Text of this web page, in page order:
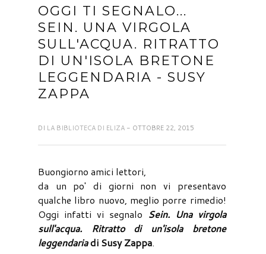
OGGI TI SEGNALO...
SEIN. UNA VIRGOLA
SULL'ACQUA. RITRATTO
DI UN'ISOLA BRETONE
LEGGENDARIA - SUSY
ZAPPA
DI LA BIBLIOTECA DI ELIZA - OTTOBRE 22, 2015
Buongiorno amici lettori,
da un po' di giorni non vi presentavo
qualche libro nuovo, meglio porre rimedio!
Oggi infatti vi segnalo Sein. Una virgola
sull'acqua. Ritratto di un'isola bretone
leggendariadi Susy Zappa.